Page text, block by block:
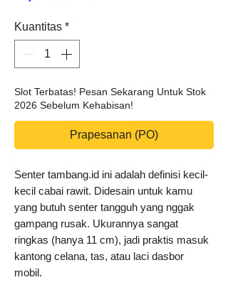
Kuantitas *
Slot Terbatas! Pesan Sekarang Untuk Stok
2026 Sebelum Kehabisan!
Prapesanan (PO)
Senter tambang.id ini adalah definisi kecil-
kecil cabai rawit. Didesain untuk kamu
yang butuh senter tangguh yang nggak
gampang rusak. Ukurannya sangat
ringkas (hanya 11 cm), jadi praktis masuk
kantong celana, tas, atau laci dasbor
mobil.